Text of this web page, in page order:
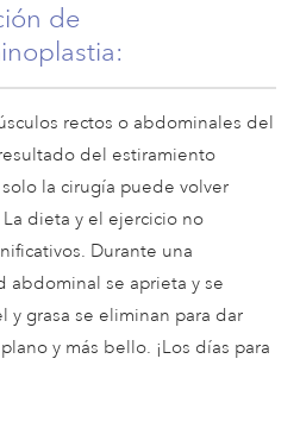
de
:
rectos o abdominales del
del estiramiento
la cirugía puede volver
dieta y el ejercicio no
Durante una
abdominal se aprieta y se
y grasa se eliminan para dar
y más bello. ¡Los días para